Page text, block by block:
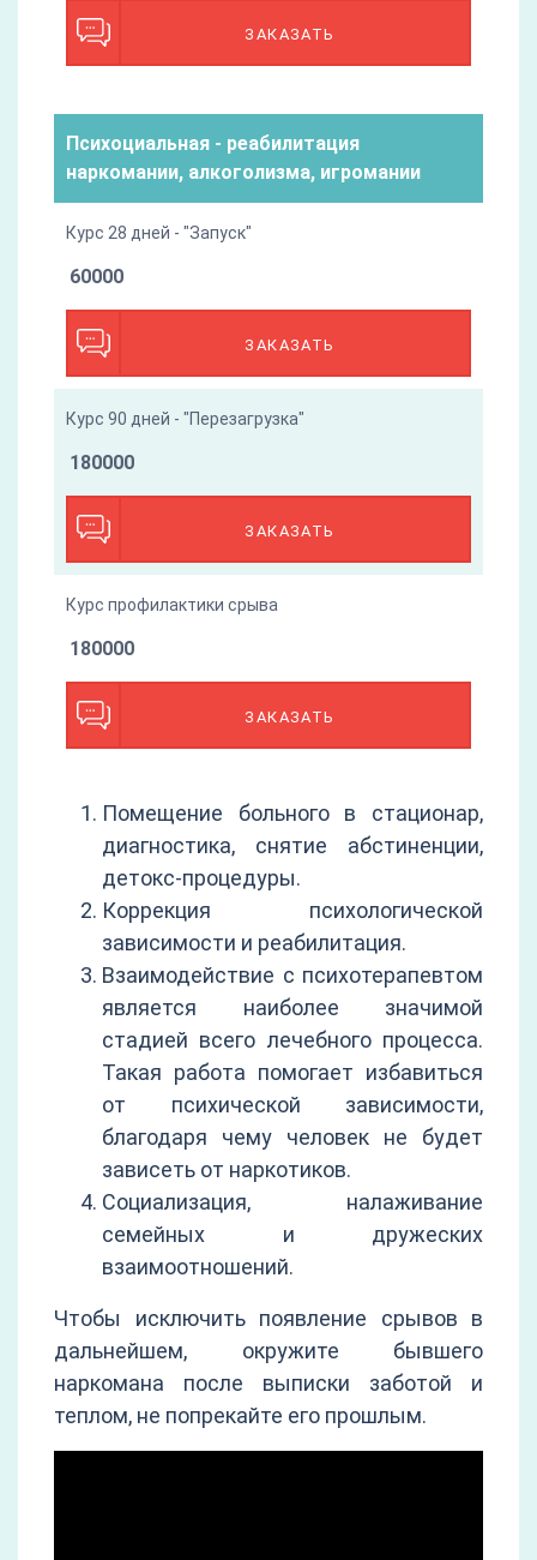
ЗАКАЗАТЬ
Психоциальная - реабилитация
наркомании, алкоголизма, игромании
Курс 28 дней - "Запуск"
ЗАКАЗАТЬ
60000
Курс 90 дней - "Перезагрузка"
ЗАКАЗАТЬ
180000
Курс профилактики срыва
ЗАКАЗАТЬ
180000
Помещение больного в стационар,
диагностика, снятие абстиненции,
детокс-процедуры.
Коррекция психологической
зависимости и реабилитация.
Взаимодействие с психотерапевтом
является наиболее значимой
стадией всего лечебного процесса.
Такая работа помогает избавиться
от психической зависимости,
благодаря чему человек не будет
зависеть от наркотиков.
Социализация, налаживание
семейных и дружеских
взаимоотношений.
Чтобы исключить появление срывов в
дальнейшем, окружите бывшего
наркомана после выписки заботой и
теплом, не попрекайте его прошлым.